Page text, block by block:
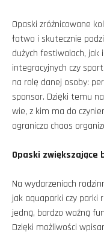
Opaski zróżnicowane
łatwo i skutecznie
dużych festiwalach, jak
integracyjnych czy
na rolę danej osoby:
sponsor. Dzięki temu
wie, z kim ma do
ogranicza chaos
Opaski
Na wydarzeniach
jak aquaparki czy parki
jedną, bardzo ważną
Dzięki możliwości